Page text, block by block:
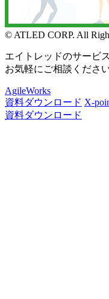
© ATLED CORP. All
エイトレッドのサービ
お気軽にご相談ください
AgileWorks
資料ダウンロード X-
資料ダウンロード